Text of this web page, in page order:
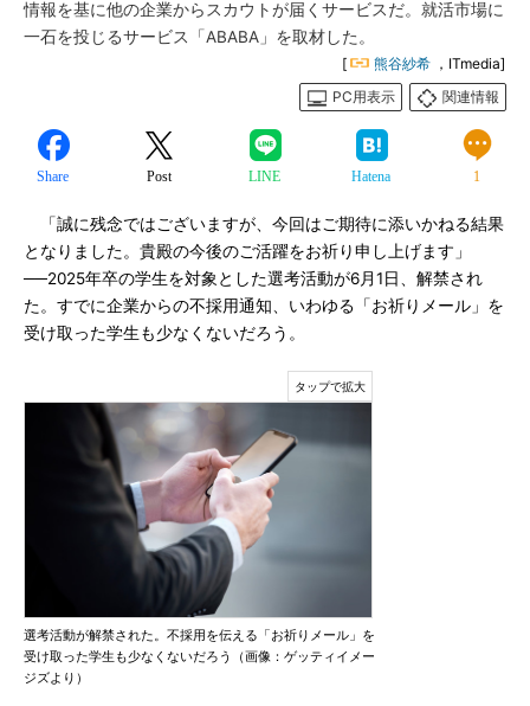
情報を基に他の企業からスカウトが届くサービスだ。就活市場に
一石を投じるサービス「ABABA」を取材した。
[ 熊谷紗希 ，ITmedia]
PC用表示
関連情報
Share Post LINE Hatena 1
「誠に残念ではございますが、今回はご期待に添いかねる結果
となりました。貴殿の今後のご活躍をお祈り申し上げます」
──2025年卒の学生を対象とした選考活動が6月1日、解禁され
た。すでに企業からの不採用通知、いわゆる「お祈りメール」を
受け取った学生も少なくないだろう。
選考活動が解禁された。不採用を伝える「お祈りメール」を
受け取った学生も少なくないだろう（画像：ゲッティイメー
ジズより）